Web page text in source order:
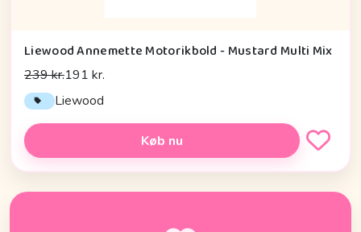
Liewood Annemette Motorikbold - Mustard Multi Mix
239 kr.191 kr.
Liewood
Køb nu